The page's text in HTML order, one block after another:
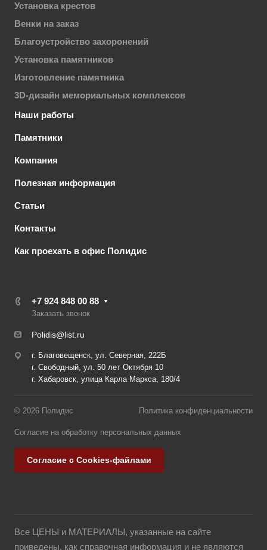
Установка крестов
Венки на заказ
Благоустройство захоронений
Установка памятников
Изготовление памятника
3D-дизайн мемориальных комплексов
Наши работы
Памятники
Компания
Полезная информация
Статьи
Контакты
Как проехать в офис Полидис
+7 924 848 00 88
Заказать звонок
Polidis@list.ru
г. Благовещенск, ул. Северная, 222Б
г. Свободный, ул. 50 лет Октября 10
г. Хабаровск, улица Карла Маркса, 180/4
© 2026 Полидис Политика конфиденциальности
Согласие на обработку персональных данных
Согласие с Cookies-файлами
Все ЦЕНЫ и МАТЕРИАЛЫ, указанные на сайте
приведены, как справочная информация и не являются